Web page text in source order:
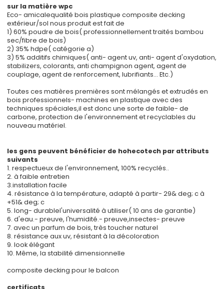
sur la matière wpc
Eco- amicalequalité bois plastique composite decking
extérieur/sol nous produit est fait de
1) 60% poudre de bois( professionnellement traités bambou
sec/fibre de bois)
2) 35% hdpe( catégorie a)
3) 5% additifs chimiques( anti- agent uv, anti- agent d'oxydation,
stabilizers, colorants, anti champignon agent, agent de
couplage, agent de renforcement, lubrifiants... Etc.)
Toutes ces matières premières sont mélangés et extrudés en
bois professionnels- machines en plastique avec des
techniques spéciales,il est donc une sorte de faible- de
carbone, protection de l'environnement et recyclables du
nouveau matériel.
les gens peuvent bénéficier de hohecotech par attributs
suivants
1. respectueux de l'environnement, 100% recyclés..
2. à faible entretien
3.installation facile
4. résistance à la température, adapté à partir- 29& deg; c à
+51& deg; c
5. long- durablel'universalité à utiliser( 10 ans de garantie)
6. d'eau.- preuve, l'humidité.- preuve,insectes- preuve
7. avec un parfum de bois, très toucher naturel
8. résistance aux uv, résistant à la décoloration
9. look élégant
10. Même, la stabilité dimensionnelle
composite decking pour le balcon
certificats